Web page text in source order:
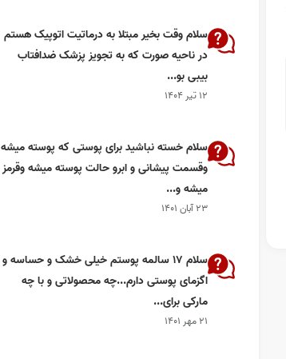
سلام وقت بخیر مبتلا به درماتیت اتوپیک هستم
در ناحیه صورت که به تجویز پزشک ضدافتاب
بیبی بو...
۱۲ تیر ۱۴۰۴
سلام خسته نباشید برای پوستی که پوسته میشه
وقسمت پیشانی و ابرو حالت پوسته میشه وقرمز
میشه و...
۲۳ آبان ۱۴۰۱
سلام ۱۷ سالمه پوستم خیلی خشک و حساسه و
اگزمای پوستی دارم...چه محصولاتی و با چه
مارکی برای...
۲۱ مهر ۱۴۰۱